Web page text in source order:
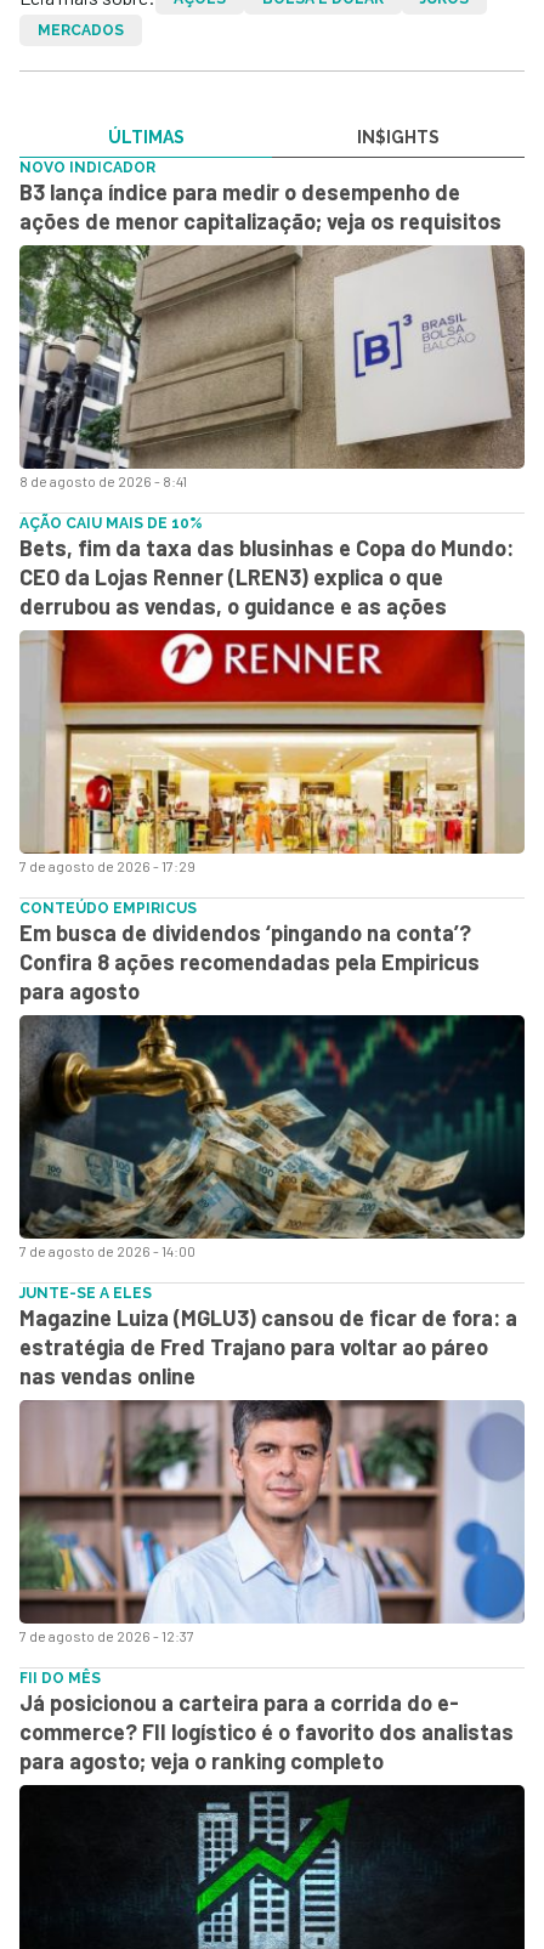
MERCADOS
ÚLTIMAS IN$IGHTS
8 de agosto de 2026 - 8:41
NOVO INDICADOR
B3 lança índice para medir o desempenho de
ações de menor capitalização; veja os requisitos
7 de agosto de 2026 - 17:29
AÇÃO CAIU MAIS DE 10%
Bets, fim da taxa das blusinhas e Copa do Mundo:
CEO da Lojas Renner (LREN3) explica o que
derrubou as vendas, o guidance e as ações
7 de agosto de 2026 - 14:00
CONTEÚDO EMPIRICUS
Em busca de dividendos ‘pingando na conta’?
Confira 8 ações recomendadas pela Empiricus
para agosto
7 de agosto de 2026 - 12:37
JUNTE-SE A ELES
Magazine Luiza (MGLU3) cansou de ficar de fora: a
estratégia de Fred Trajano para voltar ao páreo
nas vendas online
FII DO MÊS
Já posicionou a carteira para a corrida do e-
commerce? FII logístico é o favorito dos analistas
para agosto; veja o ranking completo